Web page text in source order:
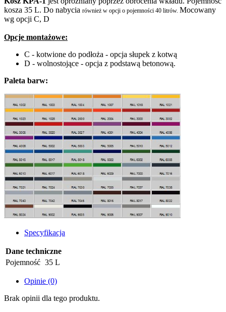
kosza 35 L. Do nabycia również w opcji o pojemności 40 litrów. Mocowany
wg opcji C, D
Opcje montażowe:
C - kotwione do podłoża - opcja słupek z kotwą
D - wolnostojące - opcja z podstawą betonową.
Paleta barw:
Specyfikacja
Dane techniczne
Pojemność 35 L
Opinie (0)
Brak opinii dla tego produktu.